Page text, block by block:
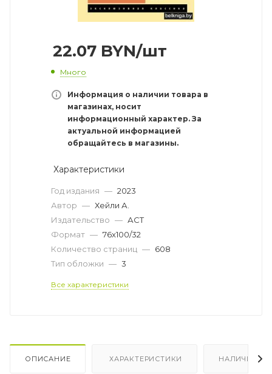
22.07 BYN/шт
Много
Информация о наличии товара в
магазинах, носит
информационный характер. За
актуальной информацией
обращайтесь в магазины.
Характеристики
Год издания — 2023
Автор — Хейли А.
Издательство — АСТ
Формат — 76x100/32
Количество страниц — 608
Тип обложки — 3
Все характеристики
ОПИСАНИЕ ХАРАКТЕРИСТИКИ НАЛИЧИЕ